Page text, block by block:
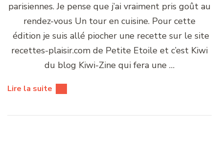
parisiennes. Je pense que j’ai vraiment pris goût au
rendez-vous Un tour en cuisine. Pour cette
édition je suis allé piocher une recette sur le site
recettes-plaisir.com de Petite Etoile et c’est Kiwi
du blog Kiwi-Zine qui fera une …
Lire la suite